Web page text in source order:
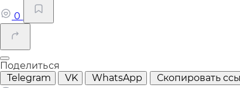
0
Поделиться
Telegram
VK WhatsApp
Скопировать